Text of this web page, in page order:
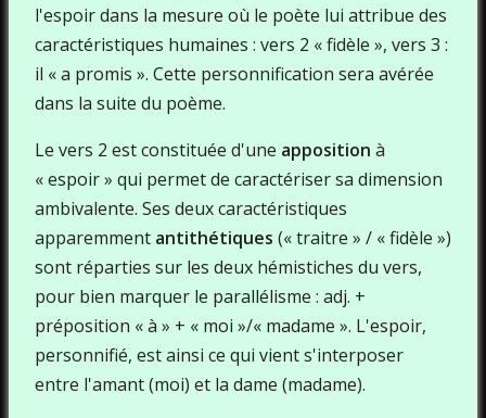
l'espoir dans la mesure où le poète lui attribue des
caractéristiques humaines : vers 2 « fidèle », vers 3 :
il « a promis ». Cette personnification sera avérée
dans la suite du poème.
Le vers 2 est constituée d'une apposition à
« espoir » qui permet de caractériser sa dimension
ambivalente. Ses deux caractéristiques
apparemment antithétiques (« traitre » / « fidèle »)
sont réparties sur les deux hémistiches du vers,
pour bien marquer le parallélisme : adj. +
préposition « à » + « moi »/« madame ». L'espoir,
personnifié, est ainsi ce qui vient s'interposer
entre l'amant (moi) et la dame (madame).